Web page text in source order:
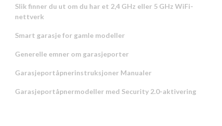
Slik finner du ut om du har et 2,4 GHz eller 5 GHz WiFi-
nettverk
Smart garasje for gamle modeller
Generelle emner om garasjeporter
Garasjeportåpnerinstruksjoner Manualer
Garasjeportåpnermodeller med Security 2.0-aktivering